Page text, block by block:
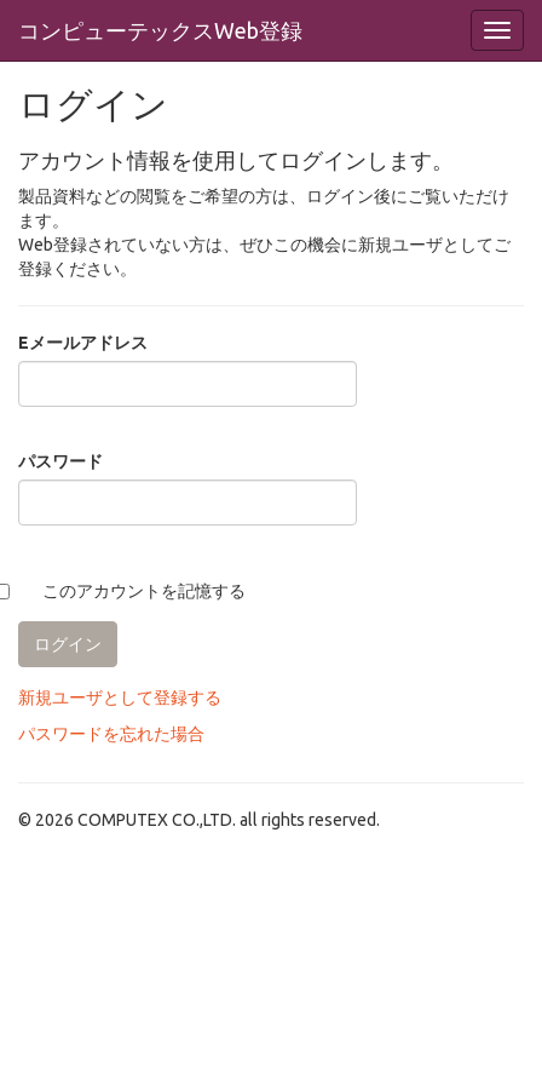
コンピューテックスWeb登録
ログイン
アカウント情報を使用してログインします。
製品資料などの閲覧をご希望の方は、ログイン後にご覧いただけ
ます。
Web登録されていない方は、ぜひこの機会に新規ユーザとしてご
登録ください。
Eメールアドレス
パスワード
このアカウントを記憶する
新規ユーザとして登録する
パスワードを忘れた場合
© 2026 COMPUTEX CO.,LTD. all rights reserved.